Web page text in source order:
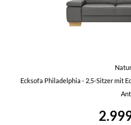
Ecksofa Philadelphia - 2,5-Sitzer mit